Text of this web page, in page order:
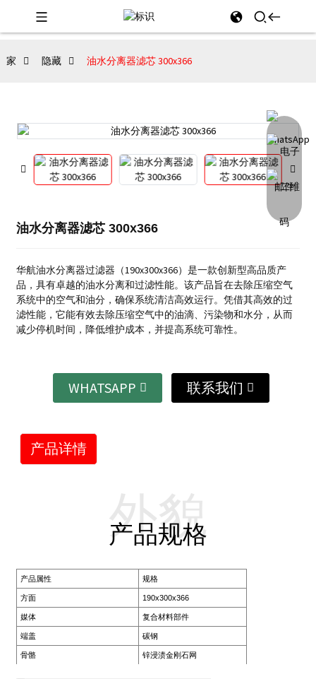
家 隐藏 油水分离器滤芯 300x366
油水分离器滤芯 300x366
华航油水分离器过滤器（190x300x366）是一款创新型高品质产
品，具有卓越的油水分离和过滤性能。该产品旨在去除压缩空气
系统中的空气和油分，确保系统清洁高效运行。凭借其高效的过
滤性能，它能有效去除压缩空气中的油滴、污染物和水分，从而
减少停机时间，降低维护成本，并提高系统可靠性。
WHATSAPP 联系我们
产品详情
产品规格
外貌
产品属性 规格
方面 190x300x366
媒体 复合材料部件
端盖 碳钢
骨骼 锌浸渍金刚石网